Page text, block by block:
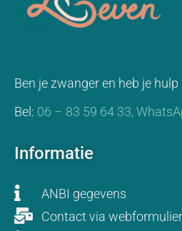
Ben je zwanger en heb je hulp
Bel: 06 – 83 59 64 33,
Informatie
ANBI gegevens
Contact via webformulier